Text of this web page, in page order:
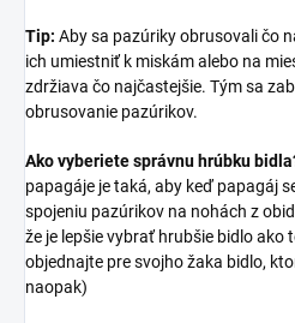
Tip: Aby sa pazúriky obrusovali čo
ich umiestniť k miskám alebo na
zdržiava čo najčastejšie. Tým sa
obrusovanie pazúrikov.
Ako vyberiete správnu hrúbku
papagáje je taká, aby keď papagáj
spojeniu pazúrikov na nohách z
že je lepšie vybrať hrubšie bidlo ako
objednajte pre svojho žaka bidlo,
naopak)